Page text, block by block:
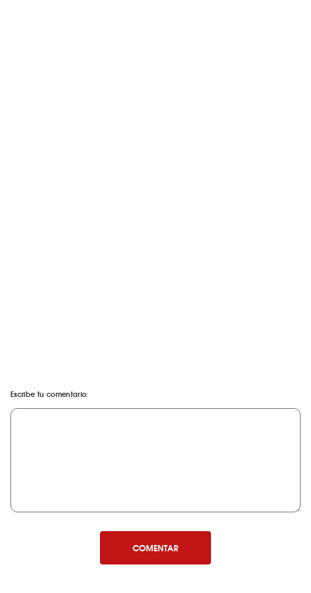
Escribe tu comentario:
COMENTAR